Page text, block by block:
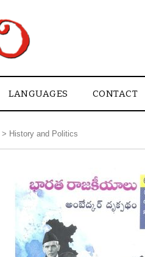
LANGUAGES CONTACT
> History and Politics